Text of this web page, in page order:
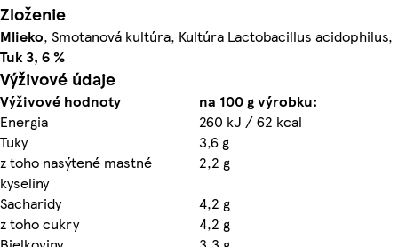
Zloženie
Mlieko, Smotanová kultúra, Kultúra Lactobacillus acidophilus,
Tuk 3, 6 %
Výživové údaje
Výživové hodnoty
na 100 g výrobku:
Energia
260 kJ / 62 kcal
Tuky
3,6 g
z toho nasýtené mastné
kyseliny
2,2 g
Sacharidy
4,2 g
z toho cukry
4,2 g